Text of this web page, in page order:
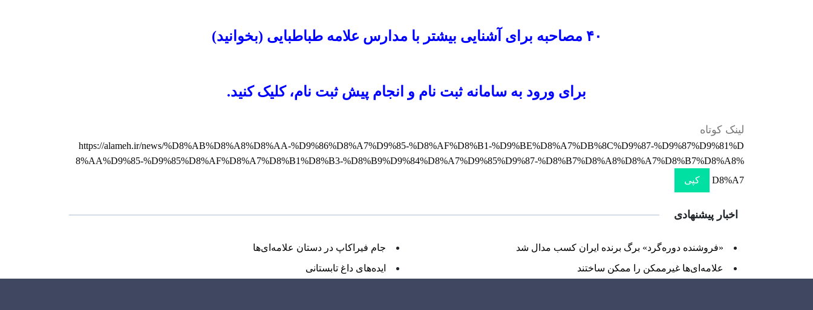
۴۰ مصاحبه برای آشنایی بیشتر با مدارس علامه طباطبایی (بخوانید)
برای ورود به سامانه ثبت نام و انجام پیش ثبت نام، کلیک کنید.
لینک کوتاه
https://alameh.ir/news/%D8%AB%D8%A8%D8%AA-%D9%86%D8%A7%D9%85-%D8%AF%D8%B1-%D9%BE%D8%A7%DB%8C%D9%87-%D9%87%D9%81%D
8%AA%D9%85-%D9%85%D8%AF%D8%A7%D8%B1%D8%B3-%D8%B9%D9%84%D8%A7%D9%85%D9%87-%D8%B7%D8%A8%D8%A7%D8%B7%D8%A8%
D8%A7
کپی
اخبار پیشنهادی
«فروشنده دوره‌گرد» برگ برنده ایران کسب مدال شد
جام فیراکاپ در دستان علامه‌ای‌ها
علامه‌ای‌ها غیرممکن را ممکن ساختند
ایده‌های داغ تابستانی